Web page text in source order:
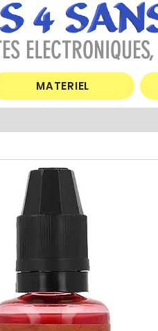
MATERIEL